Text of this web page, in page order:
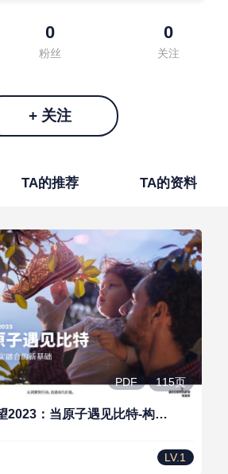
0
粉丝
0
关注
+ 关注
TA的推荐 TA的资料
PDF 115页
埃森哲：技术展望2023：当原子遇见比特-构建数实融合的新基础
LV.1